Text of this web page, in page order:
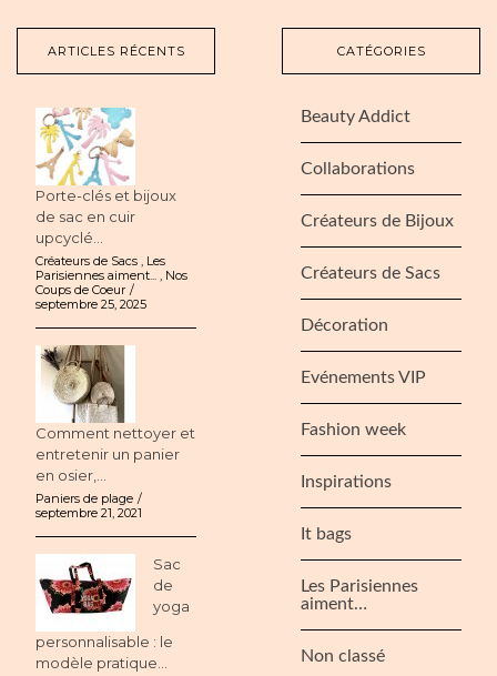
ARTICLES RÉCENTS
Porte-clés et bijoux
de sac en cuir
upcyclé...
Créateurs de Sacs
Les
Parisiennes aiment...
Nos
Coups de Coeur
septembre 25, 2025
Comment nettoyer et
entretenir un panier
en osier,...
Paniers de plage
septembre 21, 2021
Sac
de
yoga
personnalisable : le
modèle pratique...
CATÉGORIES
Beauty Addict
Collaborations
Créateurs de Bijoux
Créateurs de Sacs
Décoration
Evénements VIP
Fashion week
Inspirations
It bags
Les Parisiennes
aiment…
Non classé